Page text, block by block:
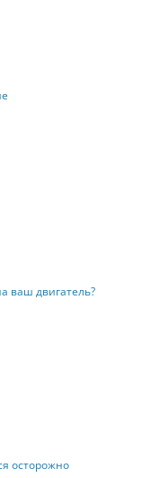
ваш двигатель?
осторожно